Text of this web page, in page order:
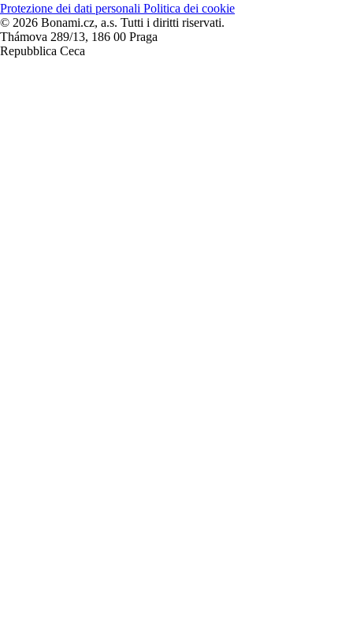
Protezione dei dati personali Politica dei cookie
© 2026 Bonami.cz, a.s. Tutti i diritti riservati.
Thámova 289/13, 186 00 Praga
Repubblica Ceca